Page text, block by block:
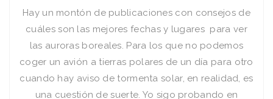
Hay un montón de publicaciones con consejos de
cuáles son las mejores fechas y lugares para ver
las auroras boreales. Para los que no podemos
coger un avión a tierras polares de un día para otro
cuando hay aviso de tormenta solar, en realidad, es
una cuestión de suerte. Yo sigo probando en